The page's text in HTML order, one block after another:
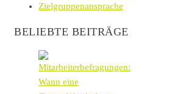
Zielgruppenansprache
BELIEBTE BEITRÄGE